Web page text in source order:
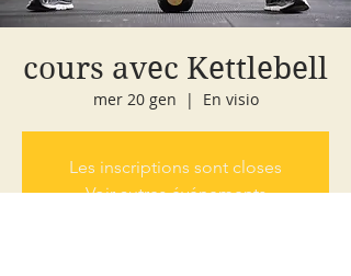
cours avec Kettlebell
mer 20 gen
  |
En visio
Les inscriptions sont closes
Voir autres événements